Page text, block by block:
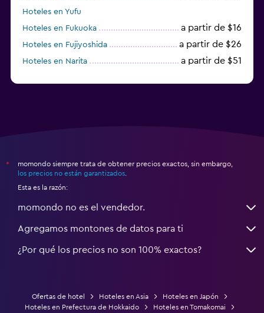
Hoteles en Yufu
Hoteles en Fukuoka
a partir de $16
Hoteles en Fujiyoshida a partir de $26
Hoteles en Narita a partir de $51
*
momondo siempre trata de obtener precios exactos, sin embargo,
los precios no están garantizados
Esta es la razón:
momondo no es el vendedor.
Agregamos montones de datos para ti
¿Por qué los precios no son 100% exactos?
Ofertas de hotel Hoteles en Asia
Hoteles en Japón
Hoteles en Prefectura de Hokkaido
Hoteles en Tomakomai